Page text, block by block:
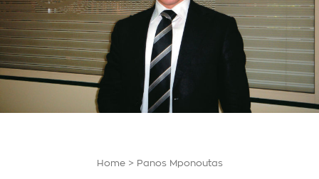
Home> Panos Mponoutas